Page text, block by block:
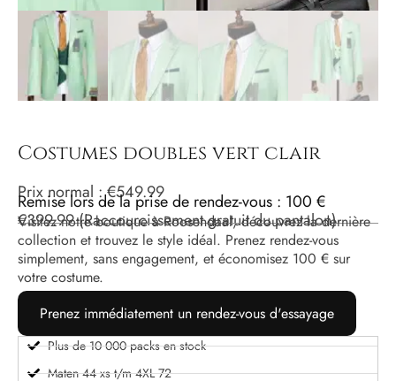
Costumes doubles vert clair
Prix ​​normal :€549.99
Remise lors de la prise de rendez-vous : 100 €
€399.99(Raccourcissement gratuit du pantalon)
Visitez notre boutique à Roosendaal, découvrez la dernière
collection et trouvez le style idéal. Prenez rendez-vous
simplement, sans engagement, et économisez 100 € sur
votre costume.
Prenez immédiatement un rendez-vous d'essayage
Plus de 10 000 packs en stock
Maten 44 xs t/m 4XL 72